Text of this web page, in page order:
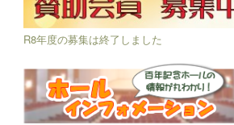
R8年度の募集は終了しました